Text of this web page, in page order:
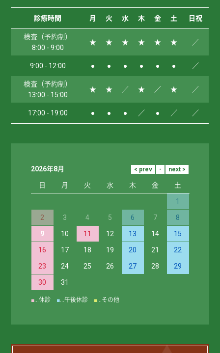
診療時間 月 火 水 木 金 土 日祝
検査（予約制）
8:00 - 9:00
★ ★ ★ ★ ★ ★ ／
9:00 - 12:00 ● ● ● ● ● ● ／
検査（予約制）
13:00 - 15:00
★ ★ ／ ★ ／ ★ ／
17:00 - 19:00 ● ● ● ／ ● ／ ／
2026年8月
日 月 火 水 木 金 土
1
2 3 4 5 6 7 8
9 10 11 12 13 14 15
16 17 18 19 20 21 22
23 24 25 26 27 28 29
30 31
■…休診 ■…午後休診 ■…その他